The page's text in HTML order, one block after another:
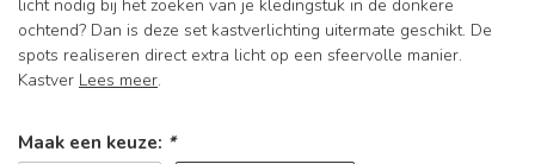
licht nodig bij het zoeken van je kledingstuk in de donkere
ochtend? Dan is deze set kastverlichting uitermate geschikt. De
spots realiseren direct extra licht op een sfeervolle manier.
Kastver Lees meer.
Maak een keuze: *